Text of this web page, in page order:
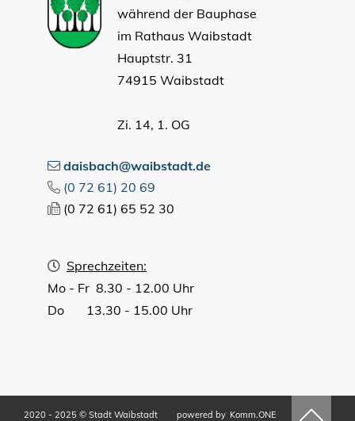
während der Bauphase
im Rathaus Waibstadt
Hauptstr. 31
74915 Waibstadt
Zi. 14, 1. OG
daisbach@waibstadt.de
(0 72 61) 20 69
(0 72 61) 65 52 30
Sprechzeiten:
Mo - Fr 8.30 - 12.00 Uhr
Do 13.30 - 15.00 Uhr
2020 - 2025 © Stadt Waibstadt powered by Komm.ONE